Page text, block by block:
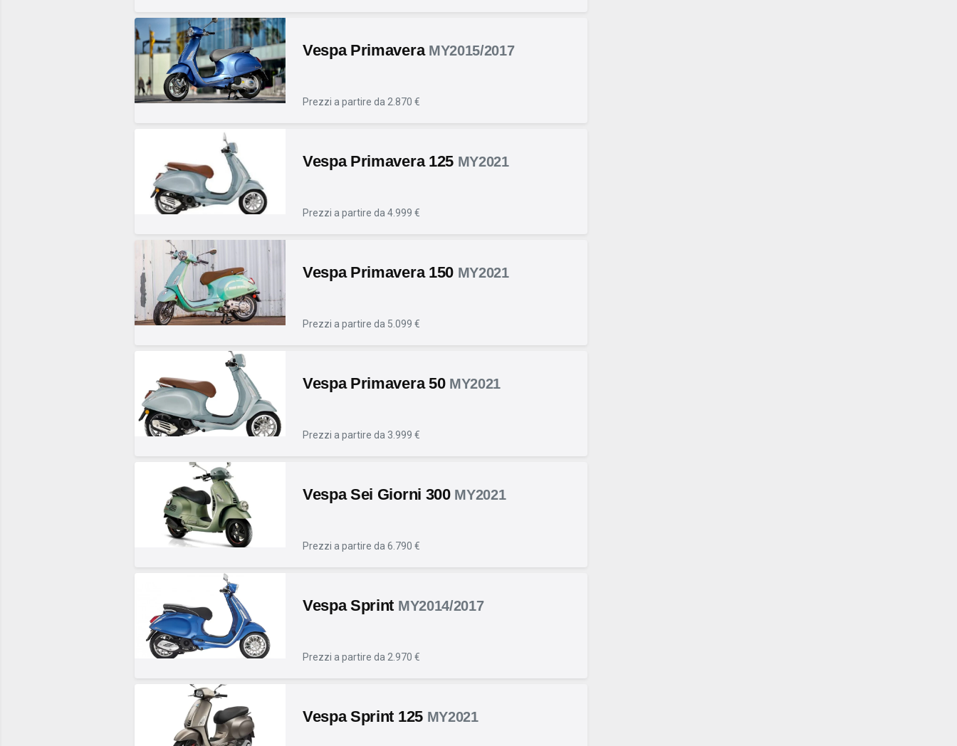
Vespa Primavera MY2015/2017
Prezzi a partire da 2.870 €
Vespa Primavera 125 MY2021
Prezzi a partire da 4.999 €
Vespa Primavera 150 MY2021
Prezzi a partire da 5.099 €
Vespa Primavera 50 MY2021
Prezzi a partire da 3.999 €
Vespa Sei Giorni 300 MY2021
Prezzi a partire da 6.790 €
Vespa Sprint MY2014/2017
Prezzi a partire da 2.970 €
Vespa Sprint 125 MY2021